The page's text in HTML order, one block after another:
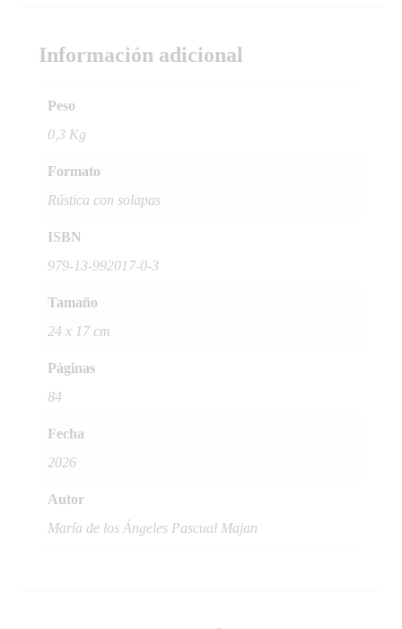
Información adicional
Peso
0,3 Kg
Formato
Rústica con solapas
ISBN
979-13-992017-0-3
Tamaño
24 x 17 cm
Páginas
84
Fecha
2026
Autor
María de los Ángeles Pascual Majan